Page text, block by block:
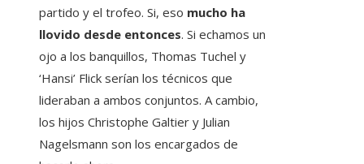
partido y el trofeo. Si, eso mucho ha
llovido desde entonces. Si echamos un
ojo a los banquillos, Thomas Tuchel y
‘Hansi’ Flick serían los técnicos que
lideraban a ambos conjuntos. A cambio,
los hijos Christophe Galtier y Julian
Nagelsmann son los encargados de